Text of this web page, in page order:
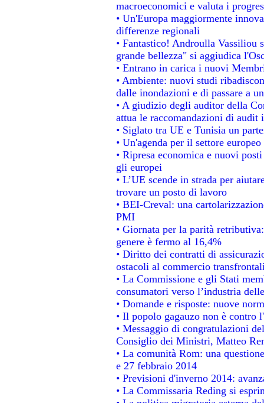
macroeconomici e valuta i
• Un'Europa maggiormente
differenze regionali
• Fantastico! Androulla Vassiliou
grande bellezza" si aggiudica
• Entrano in carica i nuovi
• Ambiente: nuovi studi
dalle inondazioni e di passare a
• A giudizio degli auditor della
attua le raccomandazioni di audit
• Siglato tra UE e Tunisia un
• Un'agenda per il settore
• Ripresa economica e nuovi
gli europei
• L’UE scende in strada per
trovare un posto di lavoro
• BEI-Creval: una
PMI
• Giornata per la parità
genere è fermo al 16,4%
• Diritto dei contratti di
ostacoli al commercio
• La Commissione e gli Stati
consumatori verso l’industria
• Domande e risposte: nuove
• Il popolo gagauzo non è contro
• Messaggio di congratulazioni
Consiglio dei Ministri, Matteo
• La comunità Rom: una
e 27 febbraio 2014
• Previsioni d'inverno 2014:
• La Commissaria Reding si